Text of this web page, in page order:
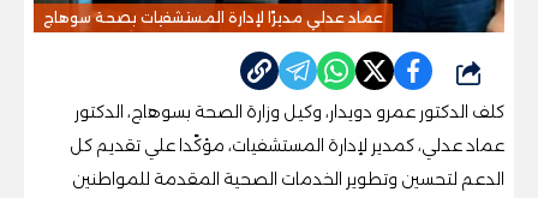
عماد عدلي مديرًا لإدارة المستشفيات بصحة سوهاج
شارك
كلف الدكتور عمرو دويدار، وكيل وزارة الصحة بسوهاج، الدكتور
عماد عدلي، كمدير لإدارة المستشفيات، مؤكًدا علي تقديم كل
الدعم لتحسين وتطوير الخدمات الصحية المقدمة للمواطنين